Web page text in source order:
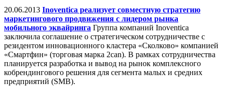
20.06.2013 Inoventica реализует совместную стратегию
маркетингового продвижения с лидером рынка
мобильного эквайринга Группа компаний Inoventica
заключила соглашение о стратегическом сотрудничестве с
резидентом инновационного кластера «Сколково» компанией
«Смартфин» (торговая марка 2сan). В рамках сотрудничества
планируется разработка и вывод на рынок комплексного
кобрендингового решения для сегмента малых и средних
предприятий (SMB).